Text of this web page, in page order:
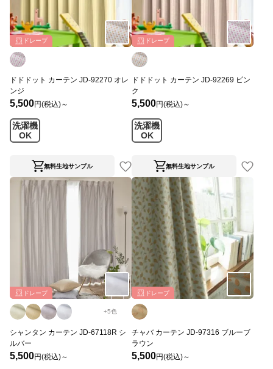
ドレープ
ドドドット カーテン JD-92270 オレ
ンジ
5,500円(税込)～
洗濯機
OK
無料生地サンプル
ドレープ
ドドドット カーテン JD-92269 ピン
ク
5,500円(税込)～
洗濯機
OK
無料生地サンプル
ドレープ
+5色
シャンタン カーテン JD-67118R シ
ルバー
5,500円(税込)～
ドレープ
チャバ カーテン JD-97316 ブルーブ
ラウン
5,500円(税込)～